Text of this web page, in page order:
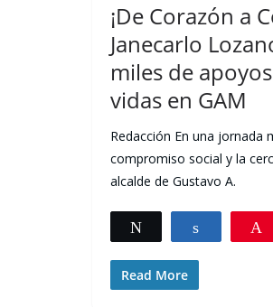
¡De Corazón a
Janecarlo
miles de
vidas en GAM
Redacción En una jornada
compromiso social y la
alcalde de Gustavo A.
Read More